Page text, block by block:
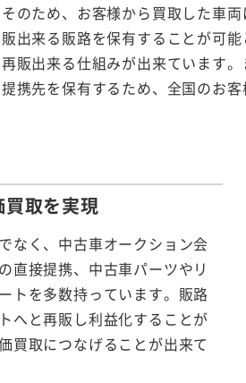
そのため、お客様から買取した車
販出来る販路を保有することが可
再販出来る仕組みが出来ています
提携先を保有するため、全国のお
買取を実現
なく、中古車オークション会
直接提携、中古車パーツやリ
トを多数持っています。販路
へと再販し利益化することが
買取につなげることが出来て